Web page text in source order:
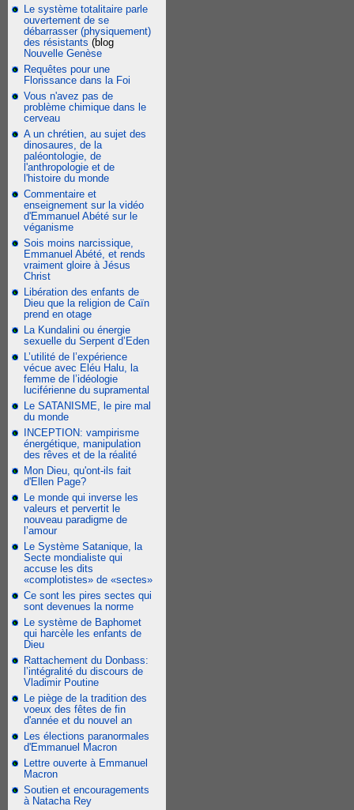
Le système totalitaire parle
ouvertement de se
débarrasser (physiquement)
des résistants (blog
Nouvelle Genèse
Requêtes pour une
Florissance dans la Foi
Vous n'avez pas de
problème chimique dans le
cerveau
A un chrétien, au sujet des
dinosaures, de la
paléontologie, de
l'anthropologie et de
l'histoire du monde
Commentaire et
enseignement sur la vidéo
d'Emmanuel Abété sur le
véganisme
Sois moins narcissique,
Emmanuel Abété, et rends
vraiment gloire à Jésus
Christ
Libération des enfants de
Dieu que la religion de Caïn
prend en otage
La Kundalini ou énergie
sexuelle du Serpent d’Eden
L’utilité de l’expérience
vécue avec Eléu Halu, la
femme de l’idéologie
luciférienne du supramental
Le SATANISME, le pire mal
du monde
INCEPTION: vampirisme
énergétique, manipulation
des rêves et de la réalité
Mon Dieu, qu'ont-ils fait
d'Ellen Page?
Le monde qui inverse les
valeurs et pervertit le
nouveau paradigme de
l’amour
Le Système Satanique, la
Secte mondialiste qui
accuse les dits
«complotistes» de «sectes»
Ce sont les pires sectes qui
sont devenues la norme
Le système de Baphomet
qui harcèle les enfants de
Dieu
Rattachement du Donbass:
l’intégralité du discours de
Vladimir Poutine
Le piège de la tradition des
voeux des fêtes de fin
d'année et du nouvel an
Les élections paranormales
d'Emmanuel Macron
Lettre ouverte à Emmanuel
Macron
Soutien et encouragements
à Natacha Rey